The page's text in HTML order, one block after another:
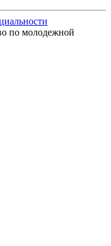
по молодежной